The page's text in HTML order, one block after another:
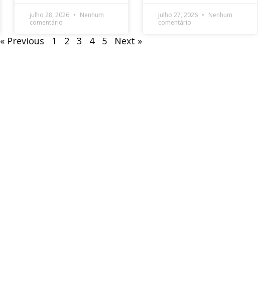
julho 28, 2026
Nenhum
comentário
julho 27, 2026
Nenhum
comentário
« Previous 1 2 3 4 5 Next »